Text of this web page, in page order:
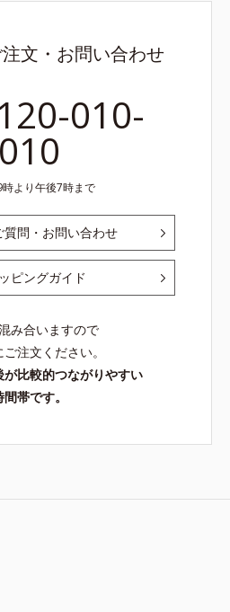
文・お問い合わせ
010-
010
より午後7時まで
質問・お問い合わせ
ピングガイド
み合いますので
注文ください。
比較的つながりやすい
間帯です。